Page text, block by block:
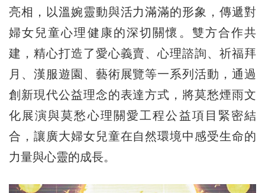
亮相，以溫婉靈動與活力滿滿的形象，傳遞對
婦女兒童心理健康的深切關懷。雙方合作共
建，精心打造了愛心義賣、心理諮詢、祈福拜
月、漢服遊園、藝術展覽等一系列活動，通過
創新現代公益理念的表達方式，將莫愁煙雨文
化展演與莫愁心理關愛工程公益項目緊密結
合，讓廣大婦女兒童在自然環境中感受生命的
力量與心靈的成長。